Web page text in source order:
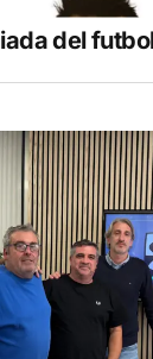
del